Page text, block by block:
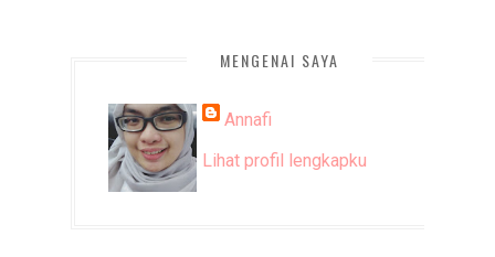
MENGENAI SAYA
Annafi
Lihat profil lengkapku